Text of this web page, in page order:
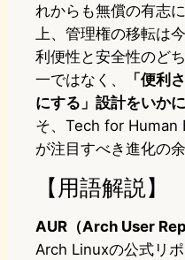
れからも無償の有志
上、管理権の移転は
利便性と安全性のど
一ではなく、
「便利
にする」設計をいか
そ、Tech for Human
が注目すべき進化の
【用語解説】
AUR（Arch User
Arch Linuxの公式リ